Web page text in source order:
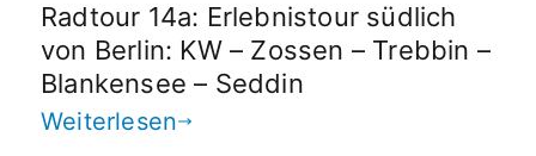
Radtour 14a: Erlebnistour südlich
von Berlin: KW – Zossen – Trebbin –
Blankensee – Seddin
Weiterlesen